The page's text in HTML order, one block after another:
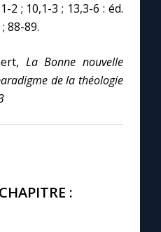
2 ; 10,1-3 ; 13,3-6 : éd.
88-89.
La Bonne nouvelle
de la théologie
: